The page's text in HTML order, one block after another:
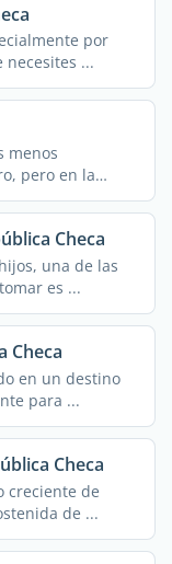
por
...
menos
pero en la
Checa
una de las
es ...
Checa
en un destino
para ...
Checa
creciente de
de ...